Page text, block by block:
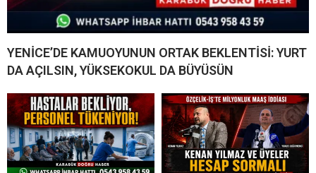
YENİCE’DE KAMUOYUNUN ORTAK BEKLENTİSİ: YURT
DA AÇILSIN, YÜKSEKOKUL DA BÜYÜSÜN